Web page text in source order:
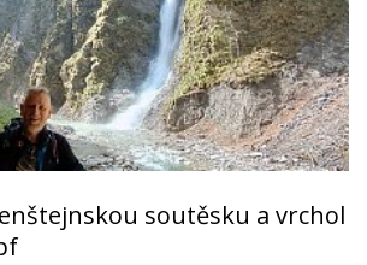
soutěsku a vrchol